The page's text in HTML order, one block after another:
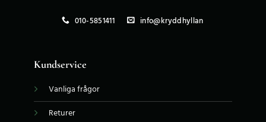
010-5851411 info@kryddhyllan
Kundservice
Vanliga frågor
Returer